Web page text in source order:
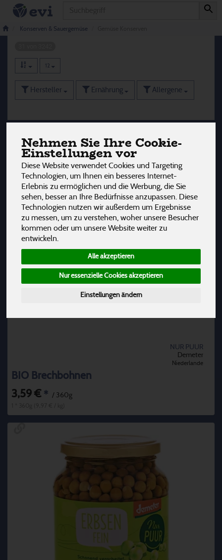
Nehmen Sie Ihre Cookie-
Einstellungen vor
Diese Website verwendet Cookies und Targeting
Technologien, um Ihnen ein besseres Internet-
Erlebnis zu ermöglichen und die Werbung, die Sie
sehen, besser an Ihre Bedürfnisse anzupassen. Diese
Technologien nutzen wir außerdem um Ergebnisse
zu messen, um zu verstehen, woher unsere Besucher
kommen oder um unsere Website weiter zu
entwickeln.
Alle akzeptieren
Nur essenzielle Cookies akzeptieren
Einstellungen ändern
Konserven & Sauergemüse
Gemüse Konserven
12
Hersteller Ernährung Allergene
NUR PUUR
Demeter
Niederlande
BIO Brechbohnen
3,59 € * / 360g